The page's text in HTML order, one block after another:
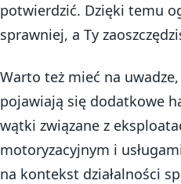
potwierdzić. Dzięki temu
sprawniej, a Ty
Warto też mieć na
pojawiają się dodatkowe
wątki związane z
motoryzacyjnym i
na kontekst działalności